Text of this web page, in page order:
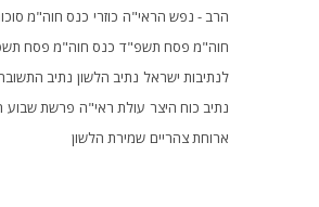
הרב - נפש הראי"ה כוזרי כנס חוה"מ
חוה"מ פסח תשפ"ד כנס חוה"מ פסח
לנתיבות ישראל נתיב הלשון נתיב
נתיב כוח היצר עולת ראי"ה פרשת שבוע
ארוחת צהריים שמירת הלשון